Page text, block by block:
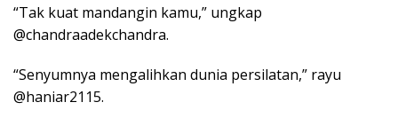
“Tak kuat mandangin kamu,” ungkap
@chandraadekchandra.
“Senyumnya mengalihkan dunia persilatan,” rayu
@haniar2115.